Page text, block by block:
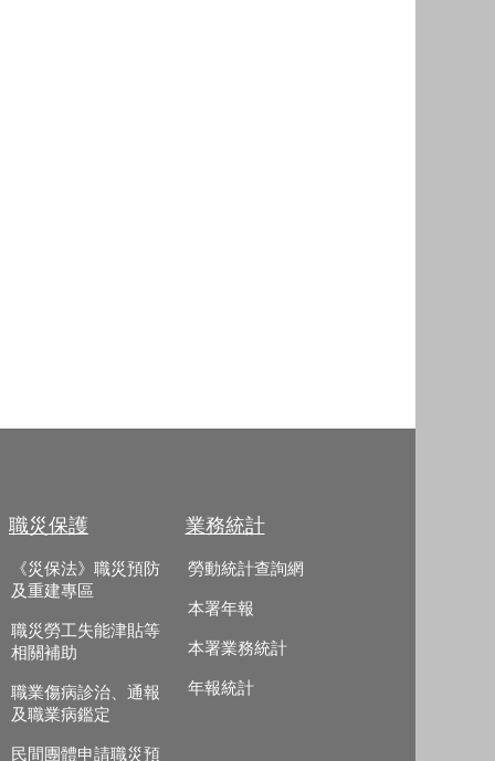
職災保護
《災保法》職災預防
及重建專區
職災勞工失能津貼等
相關補助
職業傷病診治、通報
及職業病鑑定
民間團體申請職災預
業務統計
勞動統計查詢網
本署年報
本署業務統計
年報統計